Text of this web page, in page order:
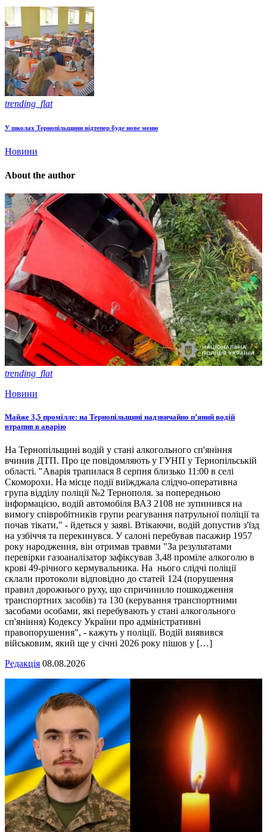
trending_flat
У школах Тернопільщини відтепер буде нове меню
Новини
About the author
trending_flat
Новини
Майже 3,5 промілле: на Тернопільщині надзвичайно п’яний водій
втрапив в аварію
На Тернопільщині водій у стані алкогольного сп'яніння
вчинив ДТП. Про це повідомляють у ГУНП у Тернопільській
області. "Аварія трапилася 8 серпня близько 11:00 в селі
Скоморохи. На місце події виїжджала слідчо-оперативна
група відділу поліції №2 Тернополя. за попередньою
інформацією, водій автомобіля ВАЗ 2108 не зупинився на
вимогу співробітників групи реагування патрульної поліції та
почав тікати," - йдеться у заяві. Втікаючи, водій допустив з'їзд
на узбіччя та перекинувся. У салоні перебував пасажир 1957
року народження, він отримав травми "За результатами
перевірки газоаналізатор зафіксував 3,48 проміле алкоголю в
крові 49-річного кермувальника. На нього слідчі поліції
склали протоколи відповідно до статей 124 (порушення
правил дорожнього руху, що спричинило пошкодження
транспортних засобів) та 130 (керування транспортними
засобами особами, які перебувають у стані алкогольного
сп'яніння) Кодексу України про адміністративні
правопорушення", - кажуть у поліції. Водій виявився
військовим, який ще у січні 2026 року пішов у […]
Редакція 08.08.2026